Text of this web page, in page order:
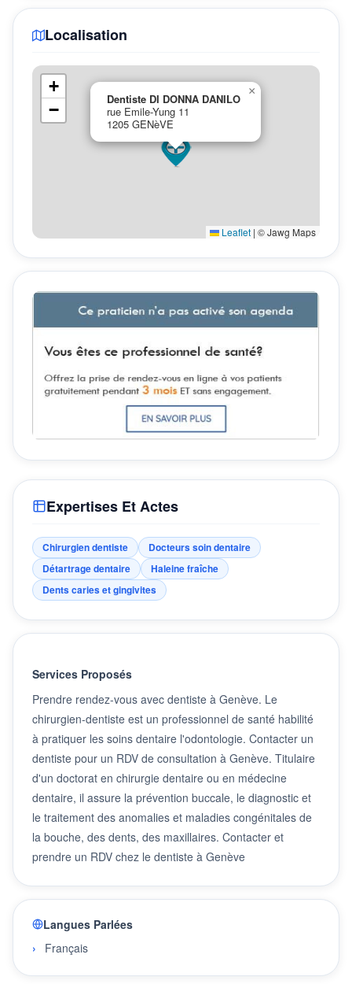
Expertises Et Actes
Chirurgien dentiste
Docteurs soin dentaire
Détartrage dentaire
Haleine fraîche
Dents caries et gingivites
Services Proposés
Prendre rendez-vous avec dentiste à Genève. Le
chirurgien-dentiste est un professionnel de santé habilité
à pratiquer les soins dentaire l'odontologie. Contacter un
dentiste pour un RDV de consultation à Genève. Titulaire
d'un doctorat en chirurgie dentaire ou en médecine
dentaire, il assure la prévention buccale, le diagnostic et
le traitement des anomalies et maladies congénitales de
la bouche, des dents, des maxillaires. Contacter et
prendre un RDV chez le dentiste à Genève
Langues Parlées
Français
Localisation
Dentiste DI DONNA DANILO
rue Emile-Yung 11
1205 GENèVE
×
+
−
Leaflet | © Jawg Maps